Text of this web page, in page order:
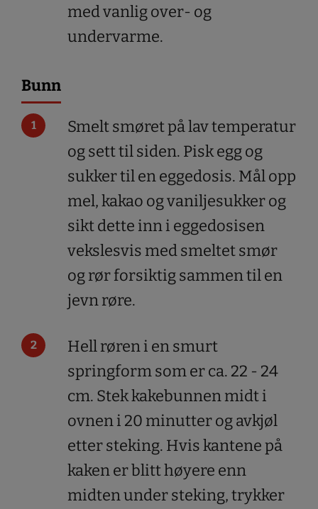
med vanlig over- og
undervarme.
Bunn
Smelt smøret på lav temperatur
og sett til siden. Pisk egg og
sukker til en eggedosis. Mål opp
mel, kakao og vaniljesukker og
sikt dette inn i eggedosisen
vekslesvis med smeltet smør
og rør forsiktig sammen til en
jevn røre.
Hell røren i en smurt
springform som er ca. 22 - 24
cm. Stek kakebunnen midt i
ovnen i 20 minutter og avkjøl
etter steking. Hvis kantene på
kaken er blitt høyere enn
midten under steking, trykker